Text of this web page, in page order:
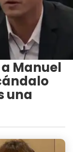
Manuel
una